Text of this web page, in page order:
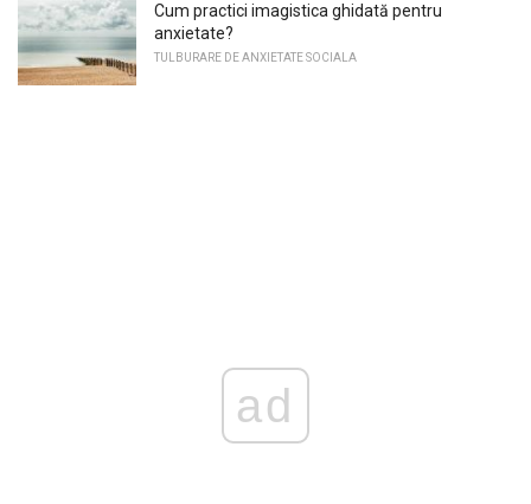
Cum practici imagistica ghidată pentru
anxietate?
TULBURARE DE ANXIETATE SOCIALA
ad